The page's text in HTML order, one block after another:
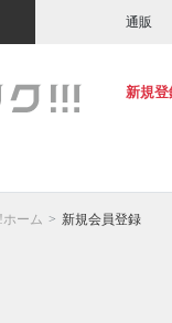
通販
新規登
ーム 新規会員登録